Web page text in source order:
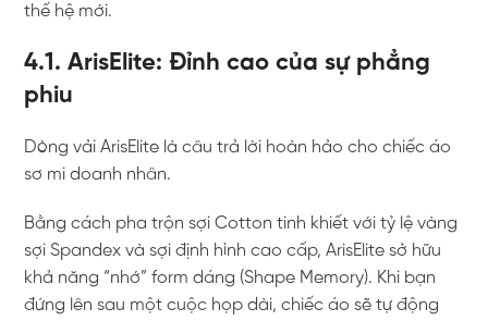
thế hệ mới.
4.1. ArisElite: Đỉnh cao của sự phẳng
phiu
Dòng vải ArisElite là câu trả lời hoàn hảo cho chiếc áo
sơ mi doanh nhân.
Bằng cách pha trộn sợi Cotton tinh khiết với tỷ lệ vàng
sợi Spandex và sợi định hình cao cấp, ArisElite sở hữu
khả năng “nhớ” form dáng (Shape Memory). Khi bạn
đứng lên sau một cuộc họp dài, chiếc áo sẽ tự động